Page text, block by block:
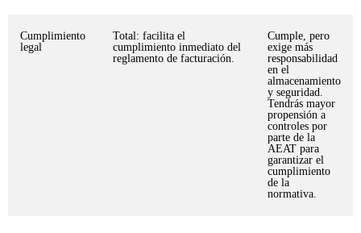
Cumplimiento
legal
Total: facilita el
cumplimiento inmediato del
reglamento de facturación.
Cumple, pero
exige más
responsabilidad
en el
almacenamiento
y seguridad.
Tendrás mayor
propensión a
controles por
parte de la
AEAT para
garantizar el
cumplimiento
de la
normativa.